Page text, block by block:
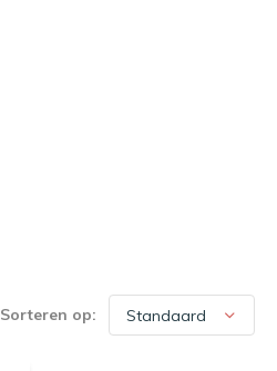
Sorteren op: